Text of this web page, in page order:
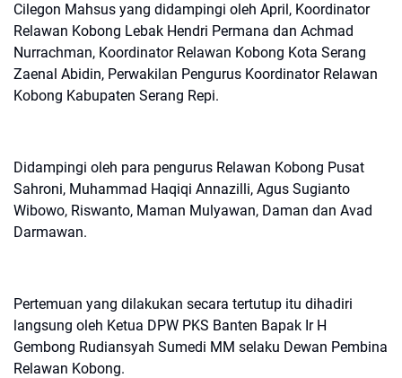
Cilegon Mahsus yang didampingi oleh April, Koordinator
Relawan Kobong Lebak Hendri Permana dan Achmad
Nurrachman, Koordinator Relawan Kobong Kota Serang
Zaenal Abidin, Perwakilan Pengurus Koordinator Relawan
Kobong Kabupaten Serang Repi.
Didampingi oleh para pengurus Relawan Kobong Pusat
Sahroni, Muhammad Haqiqi Annazilli, Agus Sugianto
Wibowo, Riswanto, Maman Mulyawan, Daman dan Avad
Darmawan.
Pertemuan yang dilakukan secara tertutup itu dihadiri
langsung oleh Ketua DPW PKS Banten Bapak Ir H
Gembong Rudiansyah Sumedi MM selaku Dewan Pembina
Relawan Kobong.